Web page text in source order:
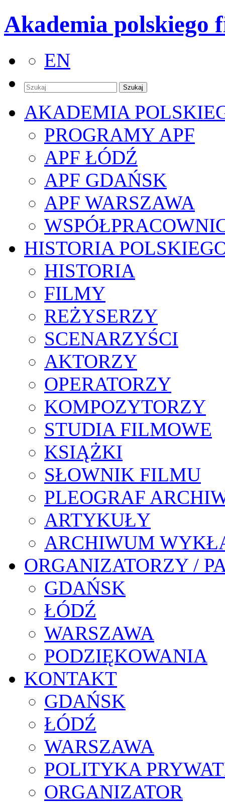
Akademia polskiego
EN
AKADEMIA
PROGRAMY APF
APF ŁÓDŹ
APF GDAŃSK
APF WARSZAWA
HISTORIA
HISTORIA
FILMY
REŻYSERZY
SCENARZYŚCI
AKTORZY
OPERATORZY
KOMPOZYTORZY
STUDIA FILMOWE
KSIĄŻKI
SŁOWNIK FILMU
PLEOGRAF
ARTYKUŁY
ARCHIWUM
ORGANIZATORZY /
GDAŃSK
ŁÓDŹ
WARSZAWA
PODZIĘKOWANIA
KONTAKT
GDAŃSK
ŁÓDŹ
WARSZAWA
POLITYKA
ORGANIZATOR